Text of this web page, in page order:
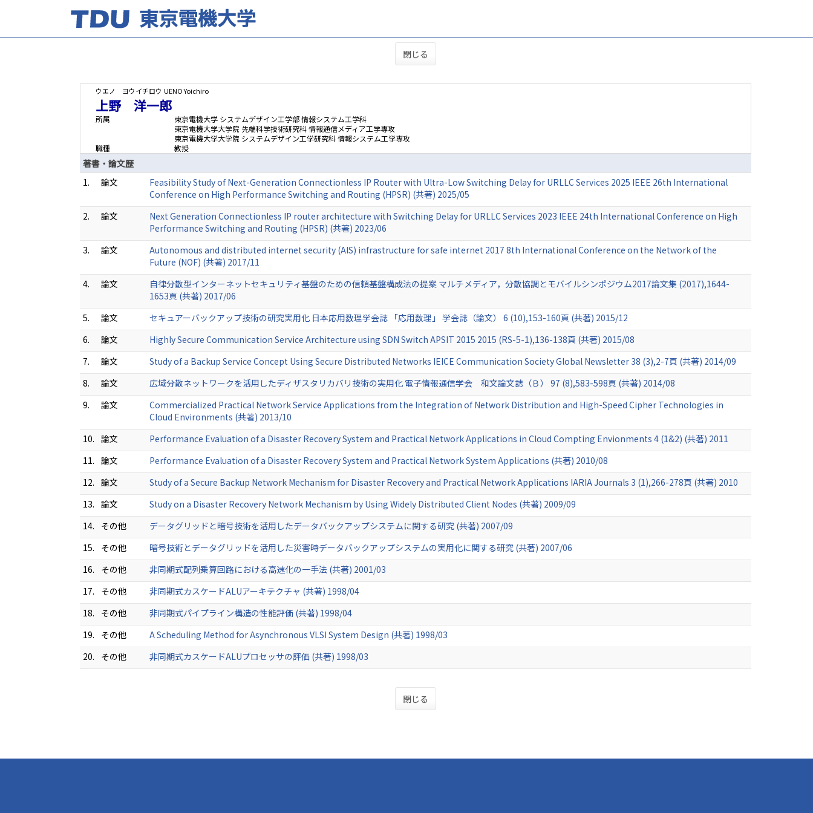
閉じる
ウエノ ヨウイチロウ UENO Yoichiro
上野 洋一郎
所属
東京電機大学 システムデザイン工学部 情報システム工学科
東京電機大学大学院 先端科学技術研究科 情報通信メディア工学専攻
東京電機大学大学院 システムデザイン工学研究科 情報システム工学専攻
職種
教授
著書・論文歴
1.
論文
Feasibility Study of Next-Generation Connectionless IP Router with Ultra-Low Switching Delay for URLLC Services 2025 IEEE 26th International
Conference on High Performance Switching and Routing (HPSR) (共著) 2025/05
2.
論文
Next Generation Connectionless IP router architecture with Switching Delay for URLLC Services 2023 IEEE 24th International Conference on High
Performance Switching and Routing (HPSR) (共著) 2023/06
3.
論文
Autonomous and distributed internet security (AIS) infrastructure for safe internet 2017 8th International Conference on the Network of the
Future (NOF) (共著) 2017/11
4.
論文
自律分散型インターネットセキュリティ基盤のための信頼基盤構成法の提案 マルチメディア，分散協調とモバイルシンポジウム2017論文集 (2017),1644-
1653頁 (共著) 2017/06
5.
論文
セキュアーバックアップ技術の研究実用化 日本応用数理学会誌 「応用数理」 学会誌（論文） 6 (10),153-160頁 (共著) 2015/12
6.
論文
Highly Secure Communication Service Architecture using SDN Switch APSIT 2015 2015 (RS-5-1),136-138頁 (共著) 2015/08
7.
論文
Study of a Backup Service Concept Using Secure Distributed Networks IEICE Communication Society Global Newsletter 38 (3),2-7頁 (共著) 2014/09
8.
論文
広域分散ネットワークを活用したディザスタリカバリ技術の実用化 電子情報通信学会 和文論文誌（Ｂ） 97 (8),583-598頁 (共著) 2014/08
9.
論文
Commercialized Practical Network Service Applications from the Integration of Network Distribution and High-Speed Cipher Technologies in
Cloud Environments (共著) 2013/10
10. 論文
Performance Evaluation of a Disaster Recovery System and Practical Network Applications in Cloud Compting Envionments 4 (1&2) (共著) 2011
11. 論文
Performance Evaluation of a Disaster Recovery System and Practical Network System Applications (共著) 2010/08
12. 論文
Study of a Secure Backup Network Mechanism for Disaster Recovery and Practical Network Applications IARIA Journals 3 (1),266-278頁 (共著) 2010
13. 論文
Study on a Disaster Recovery Network Mechanism by Using Widely Distributed Client Nodes (共著) 2009/09
14.
その他
データグリッドと暗号技術を活用したデータバックアップシステムに関する研究 (共著) 2007/09
15.
その他
暗号技術とデータグリッドを活用した災害時データバックアップシステムの実用化に関する研究 (共著) 2007/06
16.
その他
非同期式配列乗算回路における高速化の一手法 (共著) 2001/03
17.
その他
非同期式カスケードALUアーキテクチャ (共著) 1998/04
18.
その他
非同期式パイプライン構造の性能評価 (共著) 1998/04
19.
その他
A Scheduling Method for Asynchronous VLSI System Design (共著) 1998/03
20.
その他 非同期式カスケードALUプロセッサの評価 (共著) 1998/03
閉じる